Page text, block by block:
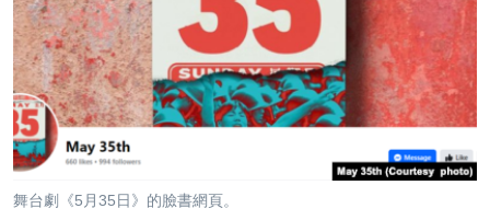
航
跳
轉
到
檢
索
美國
中國
國際
經貿
舞台劇《5月35日》的臉書網頁。